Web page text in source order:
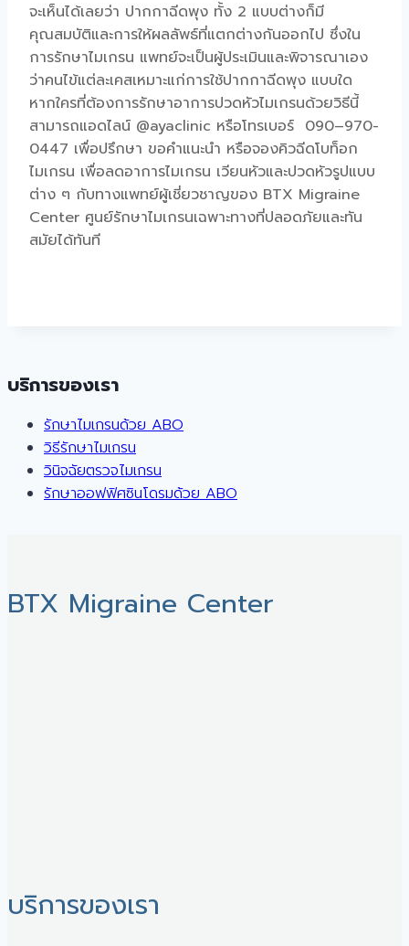
จะเห็นได้เลยว่า ปากกาฉีดพุง ทั้ง 2 แบบต่างก็มี
คุณสมบัติและการให้ผลลัพธ์ที่แตกต่างกันออกไป ซึ่งใน
การรักษาไมเกรน แพทย์จะเป็นผู้ประเมินและพิจารณาเอง
ว่าคนไข้แต่ละเคสเหมาะแก่การใช้ปากกาฉีดพุง แบบใด
หากใครที่ต้องการรักษาอาการปวดหัวไมเกรนด้วยวิธีนี้
สามารถแอดไลน์ @ayaclinic หรือโทรเบอร์ 090–970-
0447 เพื่อปรึกษา ขอคำแนะนำ หรือจองคิวฉีดโบท็อก
ไมเกรน เพื่อลดอาการไมเกรน เวียนหัวและปวดหัวรูปแบบ
ต่าง ๆ กับทางแพทย์ผู้เชี่ยวชาญของ BTX Migraine
Center ศูนย์รักษาไมเกรนเฉพาะทางที่ปลอดภัยและทัน
สมัยได้ทันที
บริการของเรา
รักษาไมเกรนด้วย ABO
วิธีรักษาไมเกรน
วินิจฉัยตรวจไมเกรน
รักษาออฟฟิศซินโดรมด้วย ABO
BTX Migraine Center ㅤ
บริการของเรา